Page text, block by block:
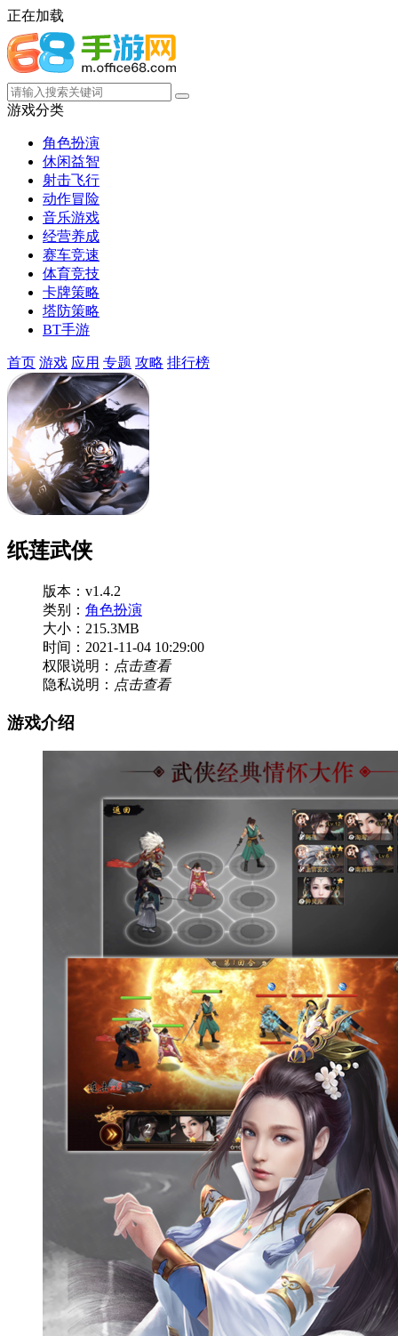
正在加载
游戏分类
角色扮演
休闲益智
射击飞行
动作冒险
音乐游戏
经营养成
赛车竞速
体育竞技
卡牌策略
塔防策略
BT手游
首页 游戏 应用 专题 攻略 排行榜
纸莲武侠
版本：v1.4.2
类别： 角色扮演
大小：215.3MB
时间：2021-11-04 10:29:00
权限说明： 点击查看
隐私说明： 点击查看
游戏介绍